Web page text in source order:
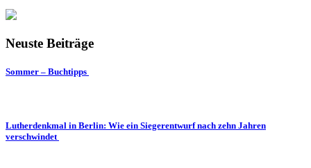
Neuste Beiträge
Sommer – Buchtipps
Lutherdenkmal in Berlin: Wie ein Siegerentwurf nach zehn Jahren
verschwindet